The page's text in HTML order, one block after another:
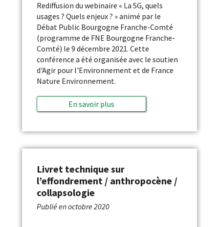
Rediffusion du webinaire « La 5G, quels
usages ? Quels enjeux ? » animé par le
Débat Public Bourgogne Franche-Comté
(programme de FNE Bourgogne Franche-
Comté) le 9 décembre 2021. Cette
conférence a été organisée avec le soutien
d'Agir pour l'Environnement et de France
Nature Environnement.
En savoir plus
Livret technique sur
l’effondrement / anthropocène /
collapsologie
Publié enoctobre 2020